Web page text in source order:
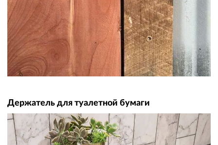
Держатель для туалетной бумаги